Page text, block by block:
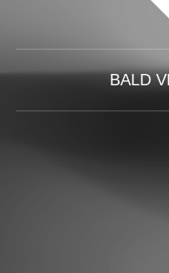
BALD